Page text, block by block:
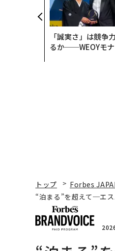
「誠実さ」は競争
るか──WEOYモ
トップ Forbes
“泊まる”を超えて─エス